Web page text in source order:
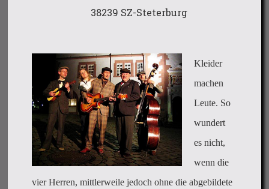
38239 SZ-Steterburg
Kleider
machen
Leute. So
wundert
es nicht,
wenn die
vier Herren, mittlerweile jedoch ohne die abgebildete